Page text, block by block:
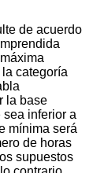
de acuerdo
categoría
la base
inferior a
mínima será
de horas
supuestos